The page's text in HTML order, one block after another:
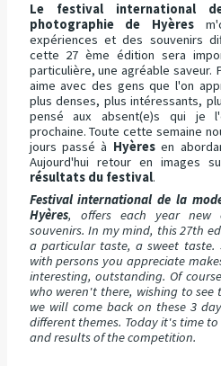
Le festival international
photographie de Hyères
expériences et des souvenirs
cette 27 ème édition sera
particulière, une agréable saveur.
aime avec des gens que l'on
plus denses, plus intéressants,
pensé aux absent(e)s qui je
prochaine. Toute cette semaine
jours passé à Hyèresen
Aujourd'hui retour en images
résultats du festival.
Festival international de la
Hyères, offers each year new
souvenirs. In my mind, this 27th
a particular taste, a sweet
with persons you appreciate
interesting, outstanding. Of
who weren't there, wishing to see
we will come back on these 3
different themes. Today it's time
and results of the competition.